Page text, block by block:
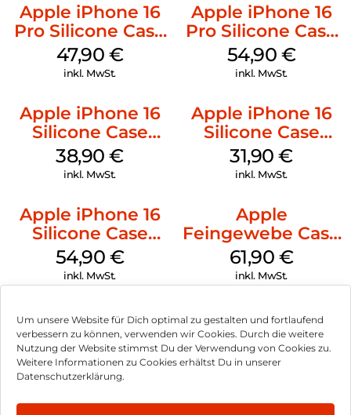
Um unsere Website für Dich optimal zu gestalten und fortlaufend
verbessern zu können, verwenden wir Cookies. Durch die weitere
Nutzung der Website stimmst Du der Verwendung von Cookies zu.
Weitere Informationen zu Cookies erhältst Du in unserer
Datenschutzerklärung.
Apple iPhone 16
Pro Silicone Case
MagSafe Denim
47,90 €
inkl. MwSt.
Apple iPhone 16
Pro Silicone Case
MagSafe Black
54,90 €
inkl. MwSt.
Apple iPhone 16
Silicone Case
MagSafe
Ultramarine
38,90€
inkl. MwSt.
Apple iPhone 16
Silicone Case
MagSafe Fuchsia
31,90€
inkl. MwSt.
Apple iPhone 16
Silicone Case
MagSafe Lake
Green
54,90 €
inkl. MwSt.
Apple
Feingewebe Case
iPhone 15 Pro
MagSafe Schwarz
61,90 €
inkl. MwSt.
Impressum